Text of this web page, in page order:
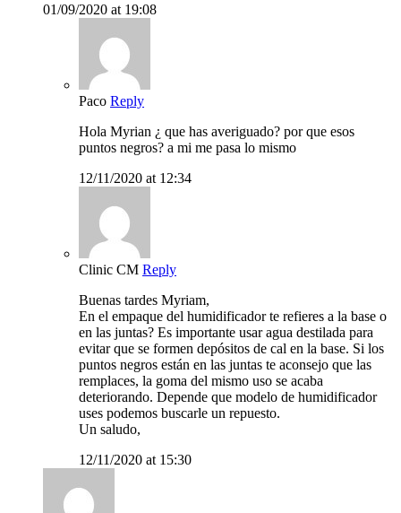
01/09/2020 at 19:08
Paco Reply
Hola Myrian ¿ que has averiguado? por que esos
puntos negros? a mi me pasa lo mismo
12/11/2020 at 12:34
Clinic CM Reply
Buenas tardes Myriam,
En el empaque del humidificador te refieres a la base o
en las juntas? Es importante usar agua destilada para
evitar que se formen depósitos de cal en la base. Si los
puntos negros están en las juntas te aconsejo que las
remplaces, la goma del mismo uso se acaba
deteriorando. Depende que modelo de humidificador
uses podemos buscarle un repuesto.
Un saludo,
12/11/2020 at 15:30